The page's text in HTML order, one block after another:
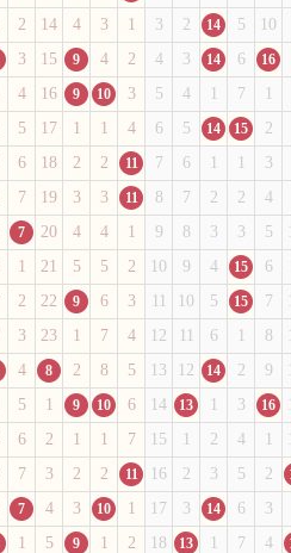
2 14 4 3 1 3 2 14 5
10
3 15 9 4 2 4 3 14 6 16
4 16 9 10 3 5 4 1 7
1
5 17 1 1 4 6 5 14 15
2
6 18 2 2 11 7 6 1 1
3
7 19 3 3 11 8 7 2 2
4
7 20 4 4 1 9 8 3 3 5
1 21 5 5 2 10 9 4 15 6
2 22 9 6 3 11 10 5 15 7
3 23 1 7 4 12 11 6 1 8
4 8 2 8 5 13 12 14 2 9
5 1 9 10 6 14 13 1 3 16
6 2 1 1 7 15 1 2 4 1
7 3 2 2 11 16 2 3 5 2
7 4 3 10 1 17 3 14 6
3
1 5 9 1 2 18 13 1 7 4